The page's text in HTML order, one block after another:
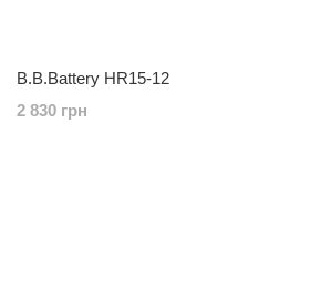
B.B.Battery HR15-12
2 830 грн